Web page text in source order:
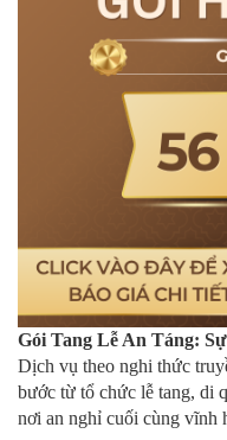
Gói Tang Lễ An Táng:
Dịch vụ theo nghi thức
bước từ tổ chức lễ tang, di
nơi an nghỉ cuối cùng vĩnh